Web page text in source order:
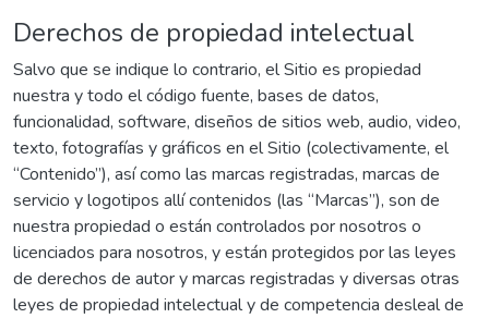
Derechos de propiedad intelectual
Salvo que se indique lo contrario, el Sitio es propiedad
nuestra y todo el código fuente, bases de datos,
funcionalidad, software, diseños de sitios web, audio, video,
texto, fotografías y gráficos en el Sitio (colectivamente, el
“Contenido”), así como las marcas registradas, marcas de
servicio y logotipos allí contenidos (las “Marcas”), son de
nuestra propiedad o están controlados por nosotros o
licenciados para nosotros, y están protegidos por las leyes
de derechos de autor y marcas registradas y diversas otras
leyes de propiedad intelectual y de competencia desleal de